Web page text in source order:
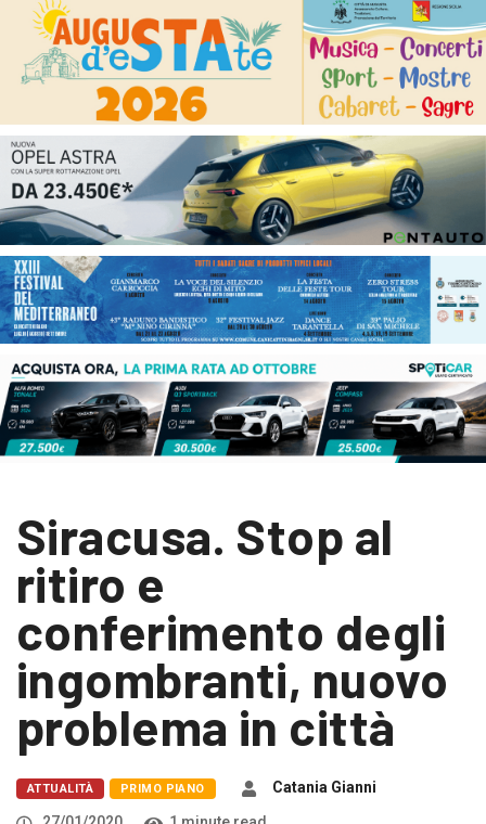
Siracusa. Stop al
ritiro e
conferimento degli
ingombranti, nuovo
problema in città
ATTUALITÀ PRIMO PIANO
Catania Gianni